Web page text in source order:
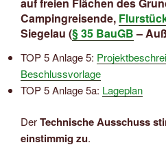
Campingreisende,
Siegelau (§ 35 BauGB–
TOP 5 Anlage 5:
Beschlussvorlage
TOP 5 Anlage 5a: Lageplan
DerTechnische Ausschuss
einstimmig zu.